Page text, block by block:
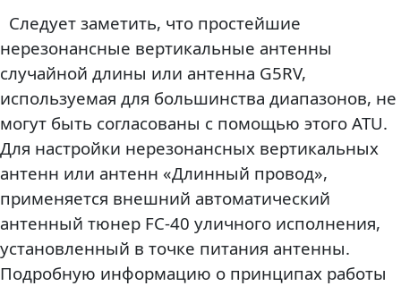
Следует заметить, что простейшие
нерезонансные вертикальные антенны
случайной длины или антенна G5RV,
используемая для большинства диапазонов, не
могут быть согласованы с помощью этого ATU.
Для настройки нерезонансных вертикальных
антенн или антенн «Длинный провод»,
применяется внешний автоматический
антенный тюнер FC-40 уличного исполнения,
установленный в точке питания антенны.
Подробную информацию о принципах работы